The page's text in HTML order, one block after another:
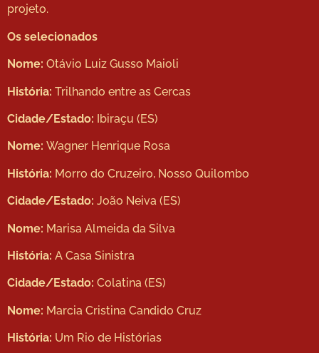
projeto.
Os selecionados
Nome: Otávio Luiz Gusso Maioli
História: Trilhando entre as Cercas
Cidade/Estado: Ibiraçu (ES)
Nome: Wagner Henrique Rosa
História: Morro do Cruzeiro, Nosso Quilombo
Cidade/Estado: João Neiva (ES)
Nome: Marisa Almeida da Silva
História: A Casa Sinistra
Cidade/Estado: Colatina (ES)
Nome: Marcia Cristina Candido Cruz
História: Um Rio de Histórias